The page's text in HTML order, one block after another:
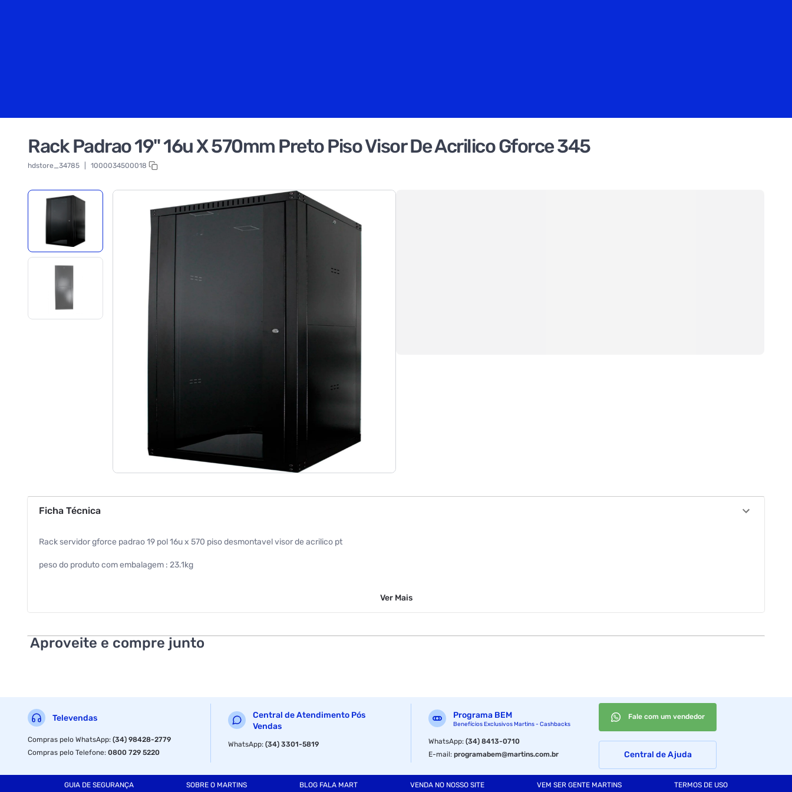
Rack Padrao 19" 16u X 570mm Preto Piso Visor De Acrilico Gforce 345
hdstore_34785 1000034500018
Ficha Técnica
Rack servidor gforce padrao 19 pol 16u x 570 piso desmontavel visor de acrilico pt
peso do produto com embalagem : 23.1kg
ean : 1000034500018
cor : preto
Especificações
Tipo Rack
Ver Mais
Aproveite e compre junto
Televendas
Compras pelo WhatsApp:(34) 98428-2779
Compras pelo Telefone:0800 729 5220
Central de Atendimento Pós
Vendas
WhatsApp:(34) 3301-5819
Programa BEM
Benefícios Exclusivos Martins - Cashbacks
WhatsApp:(34) 8413-0710
E-mail:programabem@martins.com.br
Fale com um vendedor
Central de Ajuda
GUIA DE SEGURANÇA SOBRE O MARTINS BLOG FALA MART VENDA NO NOSSO SITE VEM SER GENTE MARTINS TERMOS DE USO